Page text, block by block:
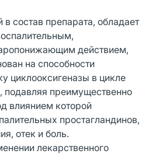
состав препарата, обладает
действием,
на способности
циклооксигеназы в цикле
подавляя преимущественно
влиянием которой
простагландинов,
отек и боль.
лекарственного